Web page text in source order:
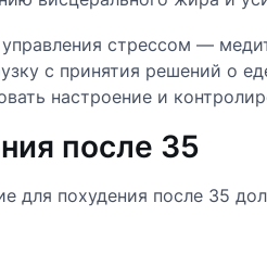
стрессом —
с принятия решений о
настроение и
после 35
для похудения после 35